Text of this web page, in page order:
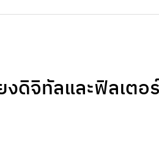
ดิจิทัลและฟิลเตอ